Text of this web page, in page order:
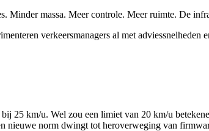
massa. Meer controle. Meer ruimte. De
verkeersmanagers al met adviessnelheden
25 km/u. Wel zou een limiet van 20 km/u
nieuwe norm dwingt tot heroverweging van